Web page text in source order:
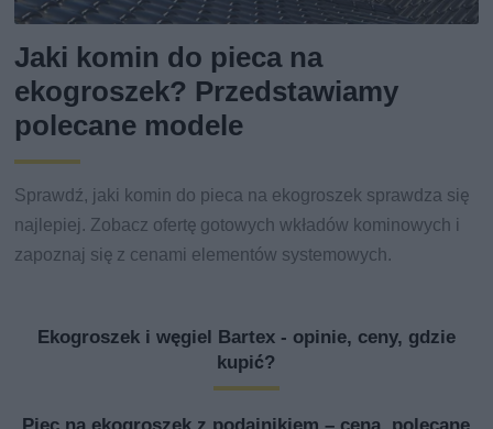
Jaki komin do pieca na
ekogroszek? Przedstawiamy
polecane modele
Sprawdź, jaki komin do pieca na ekogroszek sprawdza się
najlepiej. Zobacz ofertę gotowych wkładów kominowych i
zapoznaj się z cenami elementów systemowych.
Ekogroszek i węgiel Bartex - opinie, ceny, gdzie
kupić?